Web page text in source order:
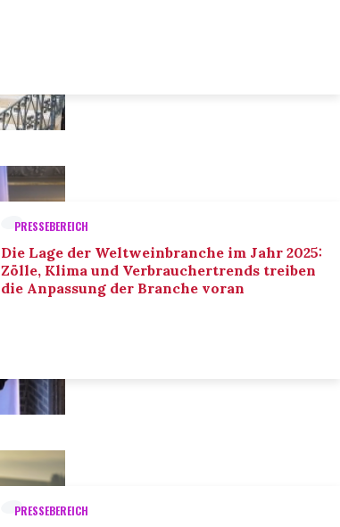
PRESSEBEREICH
Die Lage der Weltweinbranche im Jahr 2025:
Zölle, Klima und Verbrauchertrends treiben
die Anpassung der Branche voran
PRESSEBEREICH